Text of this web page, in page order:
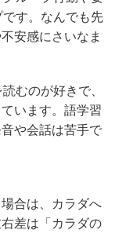
す。なんでも先
安感にさいなま
むのが好きで、
います。語学習
や会話は苦手で
合は、カラダへ
差は「カラダの